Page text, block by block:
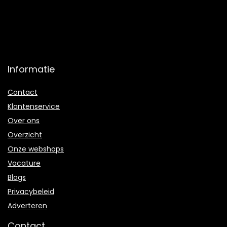
Informatie
Contact
Klantenservice
Over ons
Overzicht
Onze webshops
Vacature
Blogs
Privacybeleid
Adverteren